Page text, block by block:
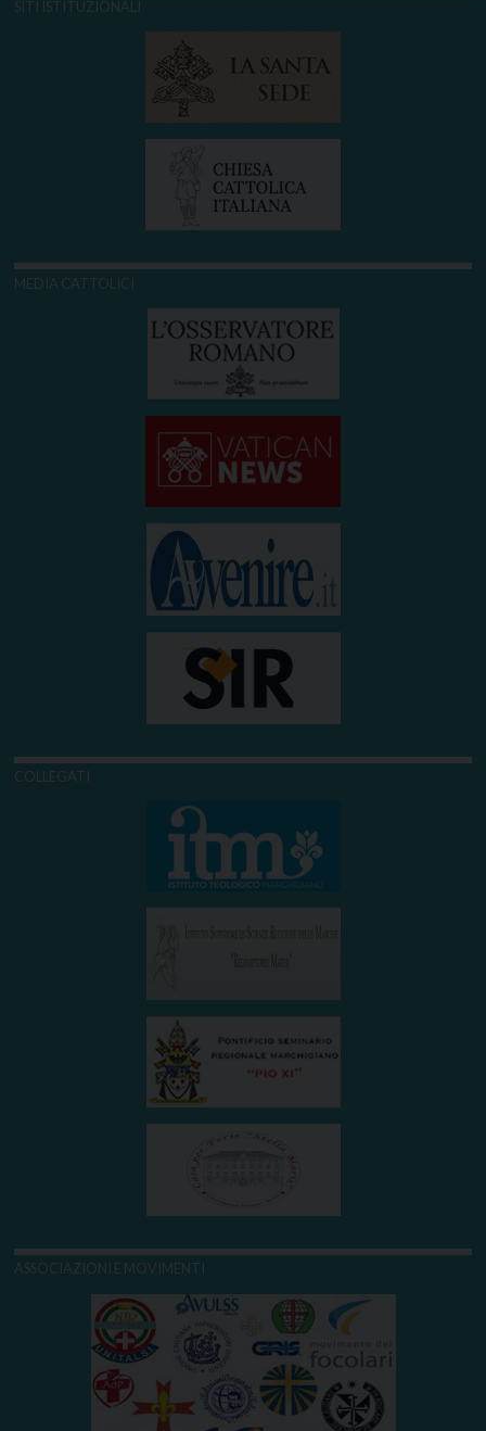
SITI ISTITUZIONALI
MEDIA CATTOLICI
COLLEGATI
ASSOCIAZIONI E MOVIMENTI